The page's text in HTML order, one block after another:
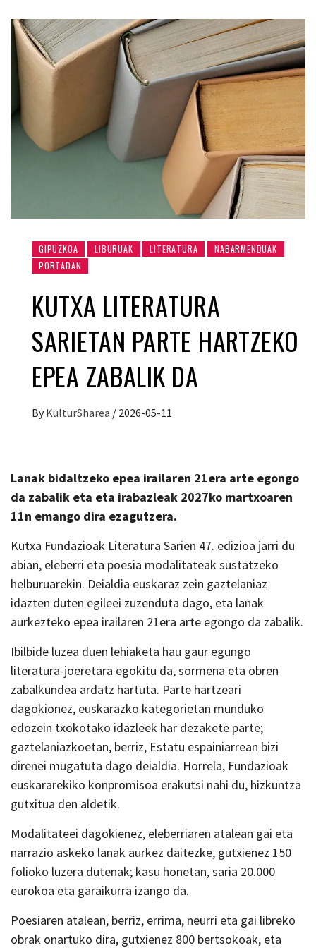
GIPUZKOA LIBURUAK LITERATURA
NABARMENDUAK
PORTADAN
KUTXA LITERATURA
SARIETAN PARTE HARTZEKO
EPEA ZABALIK DA
By KulturSharea / 2026-05-11
Lanak bidaltzeko epea irailaren 21era arte egongo
da zabalik eta eta irabazleak 2027ko martxoaren
11n emango dira ezagutzera.
Kutxa Fundazioak Literatura Sarien 47. edizioa jarri du
abian, eleberri eta poesia modalitateak sustatzeko
helburuarekin. Deialdia euskaraz zein gaztelaniaz
idazten duten egileei zuzenduta dago, eta lanak
aurkezteko epea irailaren 21era arte egongo da zabalik.
Ibilbide luzea duen lehiaketa hau gaur egungo
literatura-joeretara egokitu da, sormena eta obren
zabalkundea ardatz hartuta. Parte hartzeari
dagokionez, euskarazko kategorietan munduko
edozein txokotako idazleek har dezakete parte;
gaztelaniazkoetan, berriz, Estatu espainiarrean bizi
direnei mugatuta dago deialdia. Horrela, Fundazioak
euskararekiko konpromisoa erakutsi nahi du, hizkuntza
gutxitua den aldetik.
Modalitateei dagokienez, eleberriaren atalean gai eta
narrazio askeko lanak aurkez daitezke, gutxienez 150
folioko luzera dutenak; kasu honetan, saria 20.000
eurokoa eta garaikurra izango da.
Poesiaren atalean, berriz, errima, neurri eta gai libreko
obrak onartuko dira, gutxienez 800 bertsokoak, eta